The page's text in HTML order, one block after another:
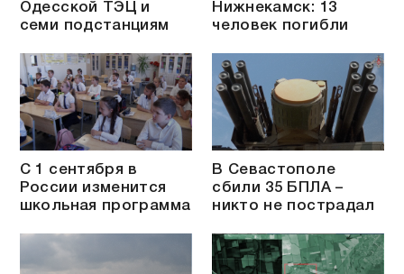
Одесской ТЭЦ и
семи подстанциям
Нижнекамск: 13
человек погибли
С 1 сентября в
России изменится
школьная программа
В Севастополе
сбили 35 БПЛА –
никто не пострадал